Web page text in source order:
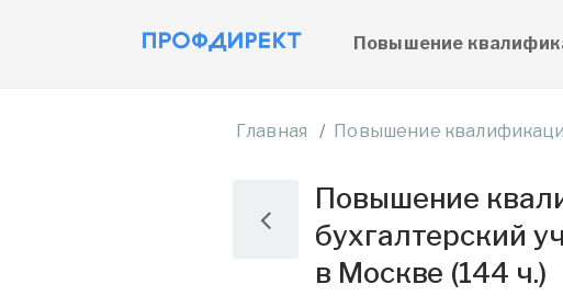
Повышение
Главная Повышение
Повышение
бухгалтерский
в Москве (144 ч.)